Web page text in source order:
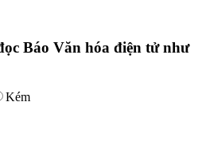
Báo Văn hóa điện tử như
Kém